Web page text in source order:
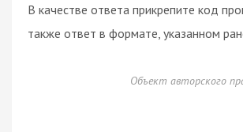
В качестве ответа прикрепите код
также ответ в формате, указанном
Объект авторского